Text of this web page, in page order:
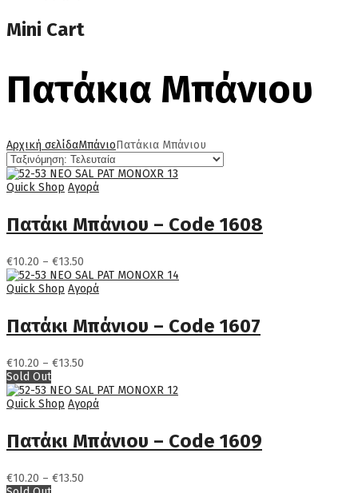
Mini Cart
Πατάκια Μπάνιου
Αρχική σελίδαΜπάνιοΠατάκια Μπάνιου
Quick Shop Αγορά
Πατάκι Μπάνιου – Code 1608
€10.20 – €13.50
range:
€10.20
€13.50
Quick Shop Αγορά
Πατάκι Μπάνιου – Code 1607
€10.20 – €13.50
€10.20
through
Sold Out
Quick Shop Αγορά
Πατάκι Μπάνιου – Code 1609
€10.20 – €13.50